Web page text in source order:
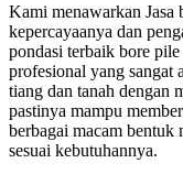
Kami menawarkan
kepercayaanya dan
pondasi terbaik bore
profesional yang sangat
tiang dan tanah dengan
pastinya mampu
berbagai macam bentuk
sesuai kebutuhannya.